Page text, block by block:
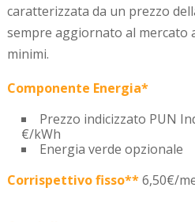
caratterizzata da un prezzo
sempre aggiornato al mercato
minimi.
Componente Energia*
Prezzo indicizzato PUN
€/kWh
Energia verde opzionale
Corrispettivo fisso**6,50€/